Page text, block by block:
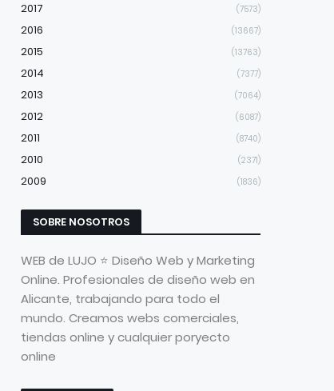
2017 (7573)
2016 (13667)
2015 (13763)
2014 (7377)
2013 (7064)
2012 (6087)
2011 (8740)
2010 (2371)
2009 (1836)
SOBRE NOSOTROS
WEB de LUJO ⭐ Diseño Web y Marketing
Online. Profesionales de diseño web en
Alicante, trabajando para todo el
mundo. Creamos webs comerciales,
tiendas online y cualquier poryecto
online